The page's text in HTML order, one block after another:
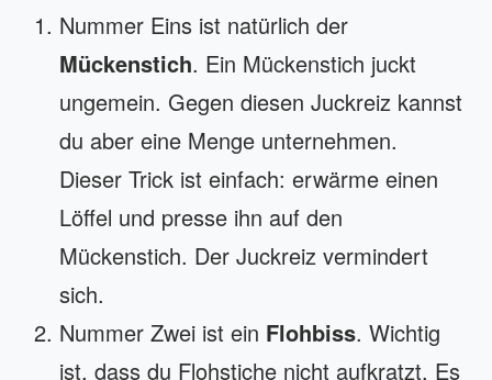
Nummer Eins ist natürlich der
Mückenstich. Ein Mückenstich juckt
ungemein. Gegen diesen Juckreiz kannst
du aber eine Menge unternehmen.
Dieser Trick ist einfach: erwärme einen
Löffel und presse ihn auf den
Mückenstich. Der Juckreiz vermindert
sich.
Nummer Zwei ist ein Flohbiss. Wichtig
ist, dass du Flohstiche nicht aufkratzt. Es